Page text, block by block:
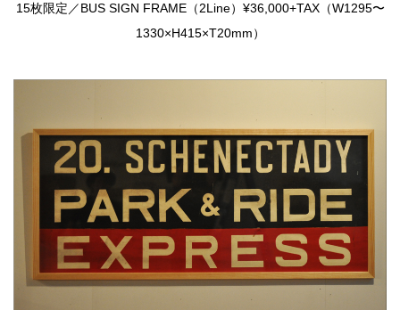
15枚限定／BUS SIGN FRAME（2Line）¥36,000+TAX（W1295〜
1330×H415×T20mm）